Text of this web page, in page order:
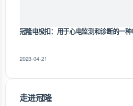
冠隆电极扣：用于心电监测和诊断的一
2023-04-21
走进冠隆